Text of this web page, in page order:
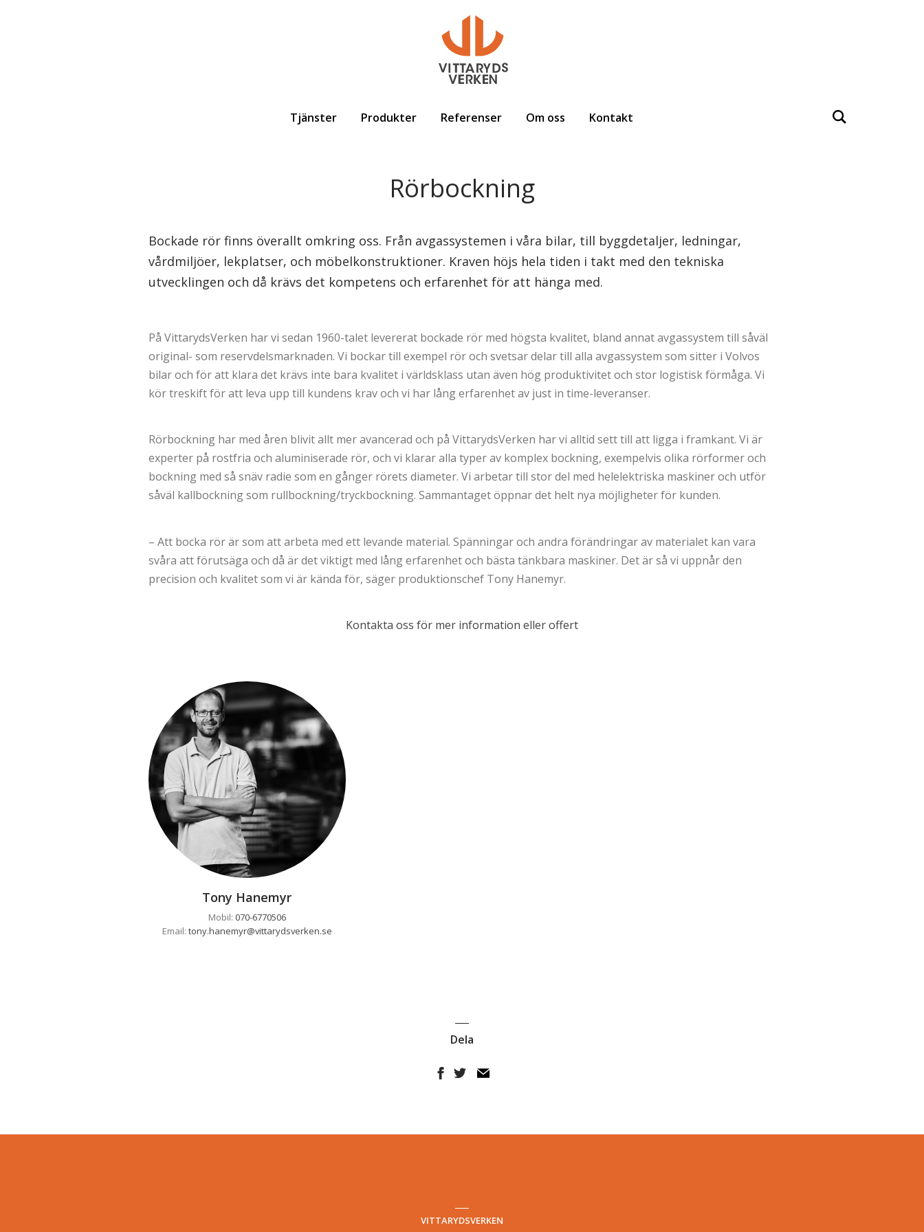
Tjänster Produkter Referenser Om oss Kontakt
Rörbockning
Bockade rör finns överallt omkring oss. Från avgassystemen i våra bilar, till byggdetaljer, ledningar,
vårdmiljöer, lekplatser, och möbelkonstruktioner. Kraven höjs hela tiden i takt med den tekniska
utvecklingen och då krävs det kompetens och erfarenhet för att hänga med.
På VittarydsVerken har vi sedan 1960-talet levererat bockade rör med högsta kvalitet, bland annat avgassystem till såväl
original- som reservdelsmarknaden. Vi bockar till exempel rör och svetsar delar till alla avgassystem som sitter i Volvos
bilar och för att klara det krävs inte bara kvalitet i världsklass utan även hög produktivitet och stor logistisk förmåga. Vi
kör treskift för att leva upp till kundens krav och vi har lång erfarenhet av just in time-leveranser.
Rörbockning har med åren blivit allt mer avancerad och på VittarydsVerken har vi alltid sett till att ligga i framkant. Vi är
experter på rostfria och aluminiserade rör, och vi klarar alla typer av komplex bockning, exempelvis olika rörformer och
bockning med så snäv radie som en gånger rörets diameter. Vi arbetar till stor del med helelektriska maskiner och utför
såväl kallbockning som rullbockning/tryckbockning. Sammantaget öppnar det helt nya möjligheter för kunden.
– Att bocka rör är som att arbeta med ett levande material. Spänningar och andra förändringar av materialet kan vara
svåra att förutsäga och då är det viktigt med lång erfarenhet och bästa tänkbara maskiner. Det är så vi uppnår den
precision och kvalitet som vi är kända för, säger produktionschef Tony Hanemyr.
Kontakta oss för mer information eller offert
Tony Hanemyr
Mobil: 070-6770506
Email: tony.hanemyr@vittarydsverken.se
Dela
VITTARYDSVERKEN